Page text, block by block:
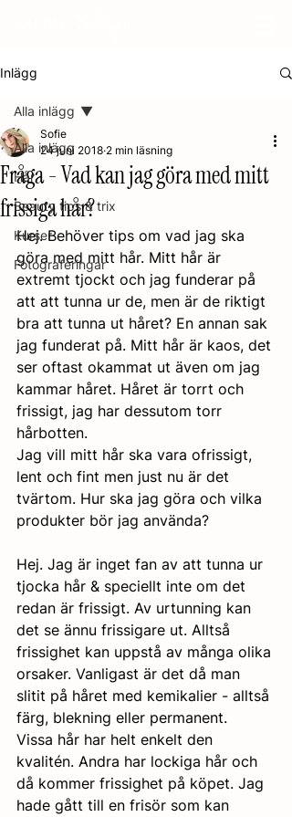
Inlägg
Alla inlägg
Hår
Beauty tips & trix
Kurser
Fotograferingar
Alla inlägg
Fråga - Vad kan jag göra med mitt
frissiga hår?
Sofie
24 juni 2018 2 min läsning
Hej. Behöver tips om vad jag ska
göra med mitt hår. Mitt hår är
extremt tjockt och jag funderar på
att att tunna ur de, men är de riktigt
bra att tunna ut håret? En annan sak
jag funderat på. Mitt hår är kaos, det
ser oftast okammat ut även om jag
kammar håret. Håret är torrt och
frissigt, jag har dessutom torr
hårbotten.
Jag vill mitt hår ska vara ofrissigt,
lent och fint men just nu är det
tvärtom. Hur ska jag göra och vilka
produkter bör jag använda?
Hej. Jag är inget fan av att tunna ur
tjocka hår & speciellt inte om det
redan är frissigt. Av urtunning kan
det se ännu frissigare ut. Alltså
frissighet kan uppstå av många olika
orsaker. Vanligast är det då man
slitit på håret med kemikalier - alltså
färg, blekning eller permanent.
Vissa hår har helt enkelt den
kvalitén. Andra har lockiga hår och
då kommer frissighet på köpet. Jag
hade gått till en frisör som kan